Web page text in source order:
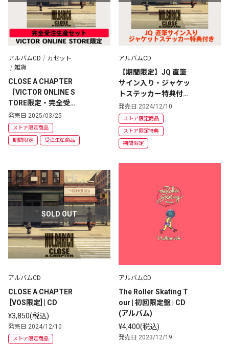
アルバムCD
カセット
雑貨
CLOSE A CHAPTER
［VICTOR ONLINE S
TORE限定・完全受注
生産セット］ | アルバ
ムCD+カセットテープ
+ポータブル・カセッ
トプレイヤー
発売日 2025/03/25
ストア限定商品
期間限定 受注生産商品
アルバムCD
【期間限定】JQ 直筆
サイン入り・ジャケッ
トステッカー特典付き
『CLOSE A CHAPTE
R』 [VOS限定]  | CD
発売日 2024/12/10
ストア限定商品
ストア限定特典
期間限定
SOLD OUT
アルバムCD
CLOSE A CHAPTER
[VOS限定] | CD
¥3,850(税込)
発売日 2024/12/10
ストア限定商品
アルバムCD
The Roller Skating T
our | 初回限定盤 | CD
(アルバム)
¥4,400(税込)
発売日 2023/12/19